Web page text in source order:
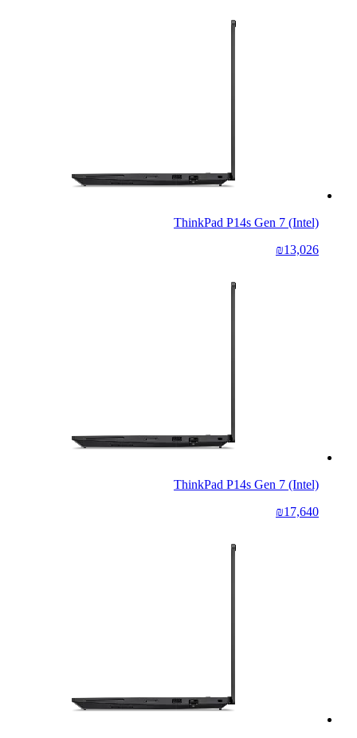
ThinkPad P14s Gen 7 (Intel)
₪13,026
ThinkPad P14s Gen 7 (Intel)
₪17,640